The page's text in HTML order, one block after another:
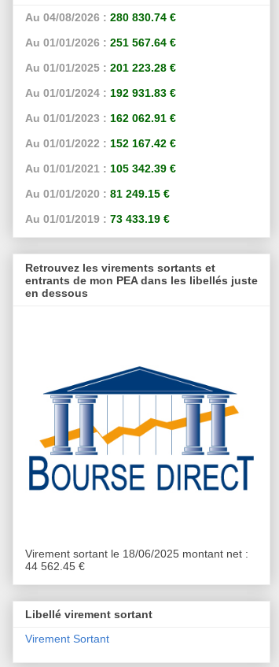
Au 04/08/2026 : 280 830.74 €
Au 01/01/2026 : 251 567.64 €
Au 01/01/2025 : 201 223.28 €
Au 01/01/2024 : 192 931.83 €
Au 01/01/2023 : 162 062.91 €
Au 01/01/2022 : 152 167.42 €
Au 01/01/2021 : 105 342.39 €
Au 01/01/2020 : 81 249.15 €
Au 01/01/2019 : 73 433.19 €
Retrouvez les virements sortants et
entrants de mon PEA dans les libellés juste
en dessous
Virement sortant le 18/06/2025 montant net :
44 562.45 €
Libellé virement sortant
Virement Sortant